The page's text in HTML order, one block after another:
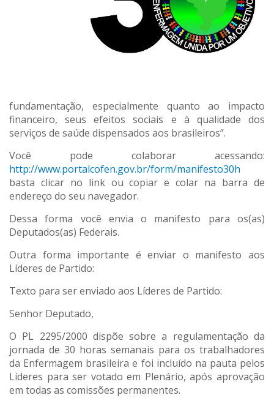
fundamentação, especialmente quanto ao impacto
financeiro, seus efeitos sociais e à qualidade dos
serviços de saúde dispensados aos brasileiros”.
Você pode colaborar acessando:
http://www.portalcofen.gov.br/form/manifesto30h
basta clicar no link ou copiar e colar na barra de
endereço do seu navegador.
Dessa forma você envia o manifesto para os(as)
Deputados(as) Federais.
Outra forma importante é enviar o manifesto aos
Líderes de Partido:
Texto para ser enviado aos Líderes de Partido:
Senhor Deputado,
O PL 2295/2000 dispõe sobre a regulamentação da
jornada de 30 horas semanais para os trabalhadores
da Enfermagem brasileira e foi incluído na pauta pelos
Líderes para ser votado em Plenário, após aprovação
em todas as comissões permanentes.